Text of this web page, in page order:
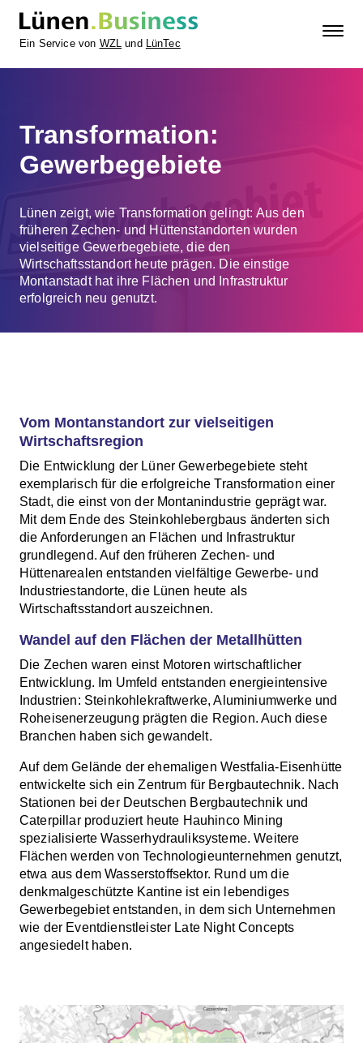
Ein Service von WZL und LünTec
Transformation:
Gewerbegebiete
Lünen zeigt, wie Transformation gelingt: Aus den
früheren Zechen- und Hüttenstandorten wurden
vielseitige Gewerbegebiete, die den
Wirtschaftsstandort heute prägen. Die einstige
Montanstadt hat ihre Flächen und Infrastruktur
erfolgreich neu genutzt.
Vom Montanstandort zur vielseitigen
Wirtschaftsregion
Die Entwicklung der Lüner Gewerbegebiete steht
exemplarisch für die erfolgreiche Transformation einer
Stadt, die einst von der Montanindustrie geprägt war.
Mit dem Ende des Steinkohlebergbaus änderten sich
die Anforderungen an Flächen und Infrastruktur
grundlegend. Auf den früheren Zechen- und
Hüttenarealen entstanden vielfältige Gewerbe- und
Industriestandorte, die Lünen heute als
Wirtschaftsstandort auszeichnen.
Wandel auf den Flächen der Metallhütten
Die Zechen waren einst Motoren wirtschaftlicher
Entwicklung. Im Umfeld entstanden energieintensive
Industrien: Steinkohlekraftwerke, Aluminiumwerke und
Roheisenerzeugung prägten die Region. Auch diese
Branchen haben sich gewandelt.
Auf dem Gelände der ehemaligen Westfalia-Eisenhütte
entwickelte sich ein Zentrum für Bergbautechnik. Nach
Stationen bei der Deutschen Bergbautechnik und
Caterpillar produziert heute Hauhinco Mining
spezialisierte Wasserhydrauliksysteme. Weitere
Flächen werden von Technologieunternehmen genutzt,
etwa aus dem Wasserstoffsektor. Rund um die
denkmalgeschützte Kantine ist ein lebendiges
Gewerbegebiet entstanden, in dem sich Unternehmen
wie der Eventdienstleister Late Night Concepts
angesiedelt haben.